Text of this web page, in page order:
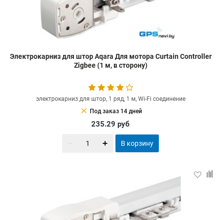
Электрокарниз для штор Aqara Для мотора Curtain Controller
Zigbee (1 м, в сторону)
электрокарниз для штор, 1 ряд, 1 м, Wi-Fi соединение
clear Под заказ 14 дней
235.29 руб
В корзину